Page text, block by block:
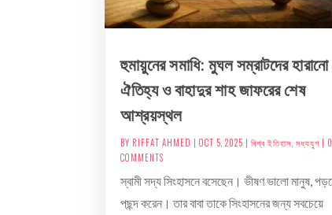
হুমায়ুনের সমাধি: মুঘল সম্রাটদের হারানো
ঐতিহ্য ও বাহাদুর শাহ জাফরের শেষ
আশ্রয়স্থল
BY RIFFAT AHMED |OCT 5, 2025 |বিশ্ব ইতিহাস,মধ্যযুগ | 0
COMMENTS
স্বামী সদ্য সিংহাসনে বসেছেন। ভীষণ ভালো মানুষ,
পছন্দ করেন। তার বাবা তাকে সিংহাসনের জন্য সবচেয়ে